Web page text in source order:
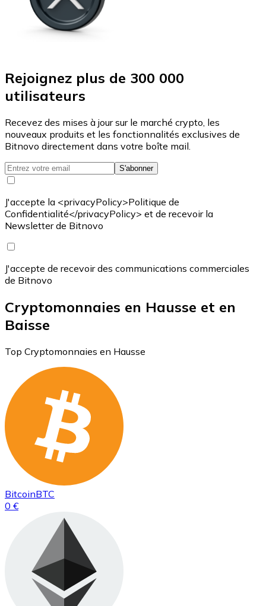
Rejoignez plus de 300 000
utilisateurs
Recevez des mises à jour sur le marché crypto, les
nouveaux produits et les fonctionnalités exclusives de
Bitnovo directement dans votre boîte mail.
S'abonner
J'accepte la <privacyPolicy>Politique de
Confidentialité</privacyPolicy> et de recevoir la
Newsletter de Bitnovo
J'accepte de recevoir des communications commerciales
de Bitnovo
Cryptomonnaies en Hausse et en
Baisse
Top Cryptomonnaies en Hausse
BitcoinBTC
0 €